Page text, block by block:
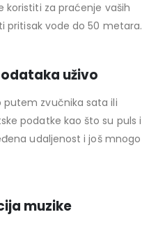
koristiti za praćenje vaših
pritisak vode do 50 metara.
uživo
putem zvučnika sata ili
podatke kao što su puls i
udaljenost i još mnogo
muzike